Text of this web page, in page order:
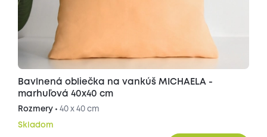
Bavlnená obliečka na vankúš MICHAELA -
marhuľová 40x40 cm
Rozmery • 40 x 40 cm
Skladom